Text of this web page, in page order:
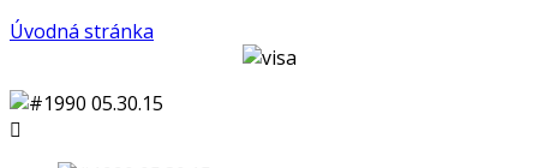
Úvodná stránka
